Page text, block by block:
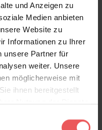
und Anzeigen zu
Medien anbieten
Website zu
Informationen zu Ihrer
unsere Partner für
weiter. Unsere
möglicherweise mit
ihnen bereitgestellt
Nutzung der Dienste